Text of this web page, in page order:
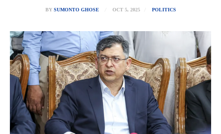
BY SUMONTO GHOSE OCT 5, 2025 POLITICS